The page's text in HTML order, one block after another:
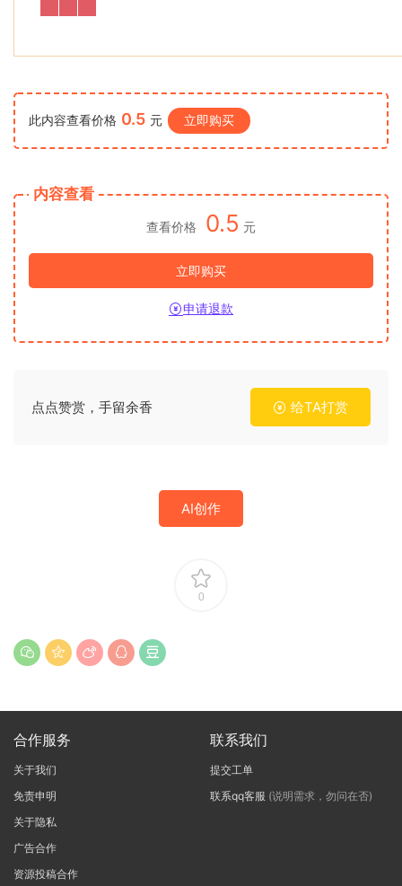
此内容查看价格 0.5 元 立即购买
内容查看
查看价格 0.5 元
立即购买
申请退款
点点赞赏，手留余香 给TA打赏
AI创作
0
合作服务
关于我们
免责申明
关于隐私
广告合作
资源投稿合作
联系我们
提交工单
联系qq客服 (说明需求，勿问在否)